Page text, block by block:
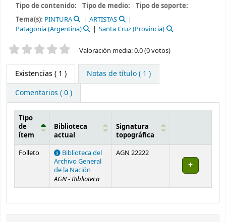
Tipo de contenido:
Tipo de medio:
Tipo de soporte:
Tema(s): PINTURA
ARTISTAS
Patagonia (Argentina)
Santa Cruz (Provincia)
Valoración Valoración media: 0.0 (0 votos)
Existencias ( 1 )
Notas de título ( 1 )
Comentarios ( 0 )
Existencias
Tipo
de
ítem
Biblioteca
actual
Signatura
topográfica
Folleto
Biblioteca del
Archivo General
de la Nación
AGN - Biblioteca
AGN 22222